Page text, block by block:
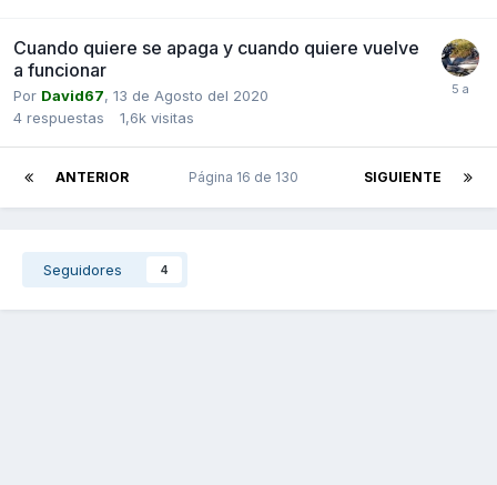
Cuando quiere se apaga y cuando quiere vuelve
a funcionar
Por David67, 13 de Agosto del 2020
4 respuestas 1,6k visitas
ANTERIOR SIGUIENTE
Página 16 de 130
Seguidores 4